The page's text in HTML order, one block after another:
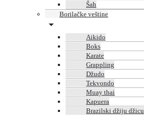
Šah
Borilačke veštine
Aikido
Boks
Karate
Grappling
Džudo
Tekvondo
Muay thai
Kapuera
Brazilski džiju džicu